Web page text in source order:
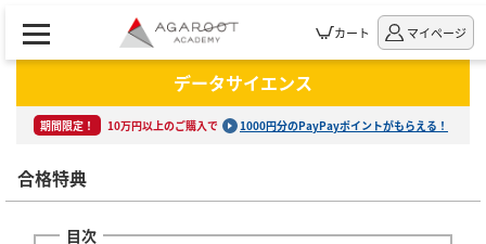
カート マイページ
データサイエンス
期間限定！ 10万円以上のご購入で 1000円分のPayPayポイントがもらえる！
合格特典